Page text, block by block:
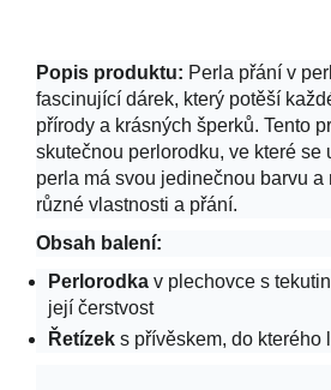
Popis produktu: Perla přání v
fascinující dárek, který potěší
přírody a krásných šperků. Tento
skutečnou perlorodku, ve které se
perla má svou jedinečnou barvu
různé vlastnosti a přání.
Obsah balení:
Perlorodka v plechovce s
její čerstvost
Řetízek s přívěskem, do kterého